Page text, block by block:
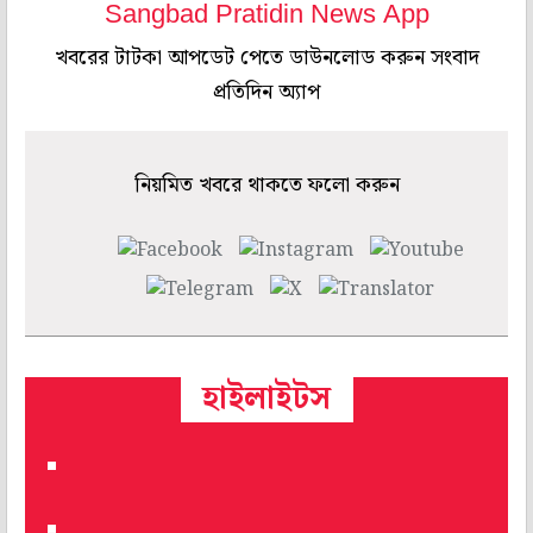
Sangbad Pratidin News App
খবরের টাটকা আপডেট পেতে ডাউনলোড করুন সংবাদ
প্রতিদিন অ্যাপ
নিয়মিত খবরে থাকতে ফলো করুন
হাইলাইটস